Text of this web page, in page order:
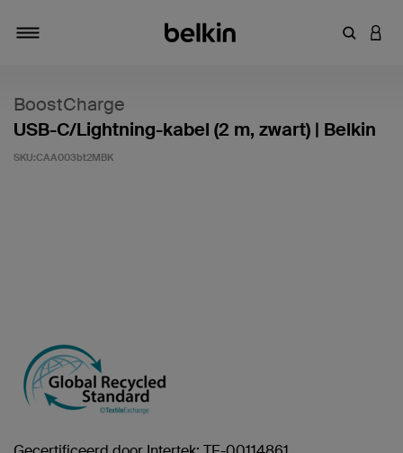
BoostCharge
USB-C/Lightning-kabel (2 m, zwart) | Belkin
SKU:CAA003bt2MBK